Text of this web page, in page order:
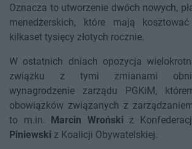
Oznacza to utworzenie dwóch nowych,
menedżerskich, które mają
kilkaset tysięcy złotych rocznie.
W ostatnich dniach opozycja
związku z tymi zmianami
wynagrodzenie zarządu PGKiM,
obowiązków związanych z
to m.in.
Marcin Wroński z
Piniewski z Koalicji Obywatelskiej.